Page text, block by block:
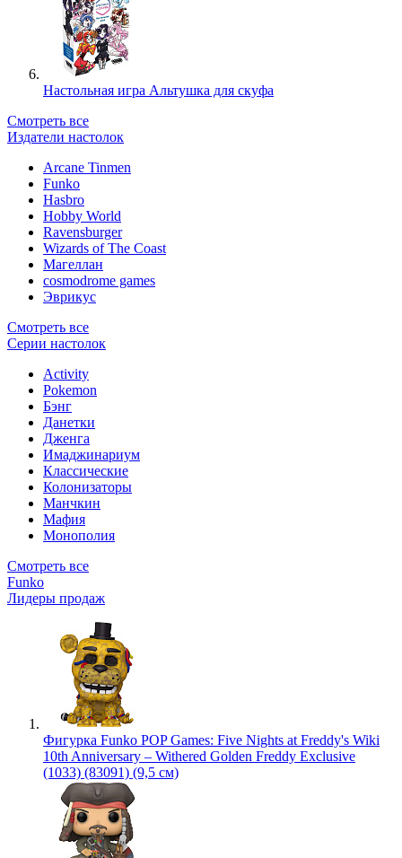
Настольная игра Альтушка для скуфа
Смотреть все
Издатели настолок
Arcane Tinmen
Funko
Hasbro
Hobby World
Ravensburger
Wizards of The Coast
Магеллан
сosmodrome games
Эврикус
Смотреть все
Серии настолок
Activity
Pokemon
Бэнг
Данетки
Дженга
Имаджинариум
Классические
Колонизаторы
Манчкин
Мафия
Монополия
Смотреть все
Funko
Лидеры продаж
Фигурка Funko POP Games: Five Nights at Freddy's Wiki
10th Anniversary – Withered Golden Freddy Exclusive
(1033) (83091) (9,5 см)